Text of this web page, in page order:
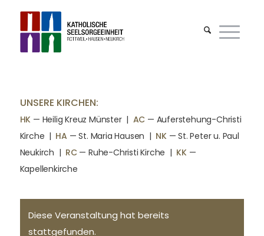
UNSERE KIRCHEN:
HK — Heilig Kreuz Münster | AC — Auferstehung-Christi
Kirche | HA — St. Maria Hausen | NK— St. Peter u. Paul
Neukirch | RC— Ruhe-Christi Kirche | KK—
Kapellenkirche
Diese Veranstaltung hat bereits
stattgefunden.